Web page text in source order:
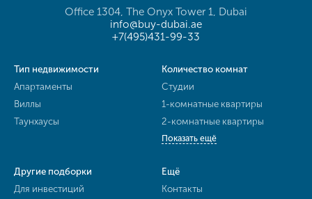
Office 1304, The Onyx Tower 1, Dubai
info@buy-dubai.ae
+7(495)431-99-33
Тип недвижимости
Апартаменты
Виллы
Таунхаусы
Количество комнат
Студии
1-комнатные квартиры
2-комнатные квартиры
Показать ещё
Другие подборки
Для инвестиций
Ещё
Контакты